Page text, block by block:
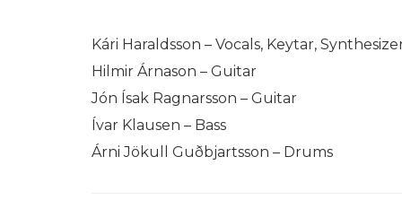
Kári Haraldsson – Vocals, Keytar,
Hilmir Árnason – Guitar
Jón Ísak Ragnarsson – Guitar
Ívar Klausen – Bass
Árni Jökull Guðbjartsson – Drums